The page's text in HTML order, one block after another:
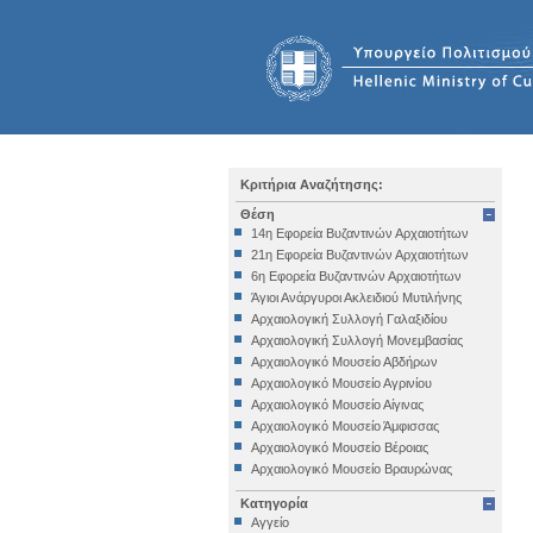
Κριτήρια Αναζήτησης:
Θέση
14η Εφορεία Βυζαντινών Αρχαιοτήτων
21η Εφορεία Βυζαντινών Αρχαιοτήτων
6η Εφορεία Βυζαντινών Αρχαιοτήτων
Άγιοι Ανάργυροι Ακλειδιού Μυτιλήνης
Αρχαιολογική Συλλογή Γαλαξιδίου
Αρχαιολογική Συλλογή Μονεμβασίας
Αρχαιολογικό Μουσείο Αβδήρων
Αρχαιολογικό Μουσείο Αγρινίου
Αρχαιολογικό Μουσείο Αίγινας
Αρχαιολογικό Μουσείο Άμφισσας
Αρχαιολογικό Μουσείο Βέροιας
Αρχαιολογικό Μουσείο Βραυρώνας
Αρχαιολογικό Μουσείο Δελφών
Αρχαιολογικό Μουσείο Ηγουμενίτσας
Κατηγορία
Αγγείο